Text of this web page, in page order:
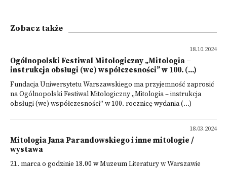
Zobacz także
18.10.2024
Ogólnopolski Festiwal Mitologiczny „Mitologia –
instrukcja obsługi (we) współczesności” w 100. (...)
Fundacja Uniwersytetu Warszawskiego ma przyjemność zaprosić
na Ogólnopolski Festiwal Mitologiczny „Mitologia – instrukcja
obsługi (we) współczesności” w 100. rocznicę wydania (...)
18.03.2024
Mitologia Jana Parandowskiego i inne mitologie /
wystawa
21. marca o godzinie 18.00 w Muzeum Literatury w Warszawie